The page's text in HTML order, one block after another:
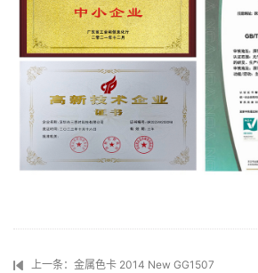
上一条：金属色卡 2014 New GG1507